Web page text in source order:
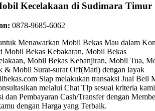
Kecelakaan di Sudimara Timur
0878-9685-6062
Menawarkan Mobil Bekas Mau dalam
Mobil Bekas Kebakaran, Mobil Bekas
Mobil Bekas Kebanjiran, Mobil Tua,
& Mobil Surat-surat Off(Mati) dengan layak
Siap melakukan transaksi Jual Beli
melalui Chat Tlp sesuai kriteria
dan Pembayaran Cash/Transfer dengan
dengan Harga yang Terbaik.